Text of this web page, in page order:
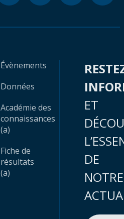
Évènements
Données
Académie des
connaissances
(a)
Fiche de
résultats
(a)
ET
DE
NOTRE